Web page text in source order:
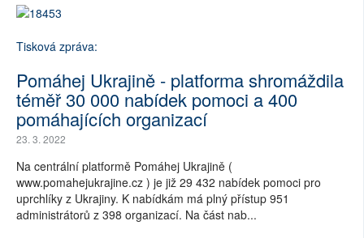
Tisková zpráva:
Pomáhej Ukrajině - platforma shromáždila
téměř 30 000 nabídek pomoci a 400
pomáhajících organizací
23. 3. 2022
Na centrální platformě Pomáhej Ukrajině (
www.pomahejukrajine.cz ) je již 29 432 nabídek pomoci pro
uprchlíky z Ukrajiny. K nabídkám má plný přístup 951
administrátorů z 398 organizací. Na část nab...